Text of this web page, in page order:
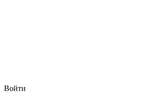
Войти